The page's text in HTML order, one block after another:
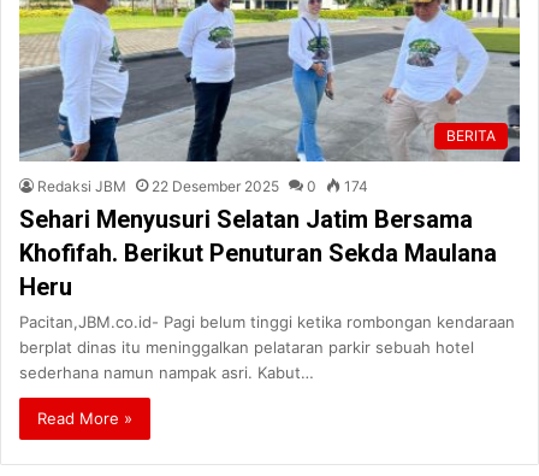
BERITA
Redaksi JBM 22 Desember 2025 0 174
Sehari Menyusuri Selatan Jatim Bersama
Khofifah. Berikut Penuturan Sekda Maulana
Heru
Pacitan,JBM.co.id- Pagi belum tinggi ketika rombongan kendaraan
berplat dinas itu meninggalkan pelataran parkir sebuah hotel
sederhana namun nampak asri. Kabut…
Read More »